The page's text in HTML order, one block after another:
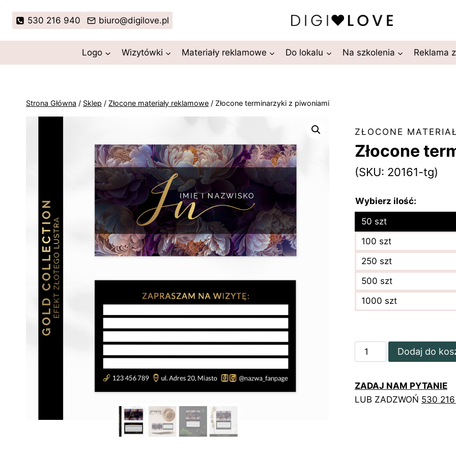
530 216 940 biuro@digilove.pl
Logo Wizytówki Materiały reklamowe Do lokalu Na szkolenia Reklama
Strona Główna / Sklep / Złocone materiały reklamowe / Złocone terminarzyki z piwoniami
ZŁOCONE
Złocone
(SKU: 20161-tg)
Wybierz ilość:
50 szt
100 szt
250 szt
500 szt
1000 szt
ilość
Złocone
z
piwoniami
Dodaj do
ZADAJ NAM PYTANIE
LUB ZADZWOŃ 530